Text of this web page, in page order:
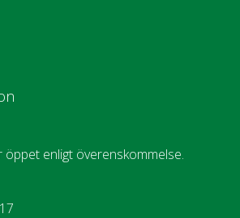
öppet enligt överenskommelse.